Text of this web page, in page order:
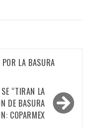
POR LA BASURA
“TIRAN LA
DE BASURA
COPARMEX